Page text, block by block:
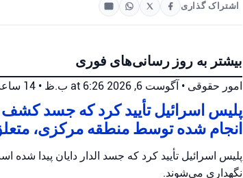
اشتراک گذاری
بیشتر به روز رسانی‌های فوری
امور حقوقی • آگوست 6, 2026 at 6:26 ب.ظ • 14 ساعت پیش
پلیس اسرائیل تأیید کرد که جسد
انجام شده توسط منطقه مرکزی،
نگهداری می‌شوند.